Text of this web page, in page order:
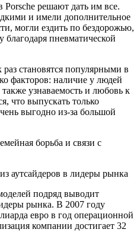
Porsche решают дать им все.
и имели дополнительное
могли ездить по бездорожью,
пневматической
становятся популярными в
факторов: наличие у людей
узнаваемость и любовь к
что выпускать только
выгодно из-за большой
аутсайдеров в лидеры рынка
подряд выводит
рынка. В 2007 году
евро в год операционной
компании достигает 32